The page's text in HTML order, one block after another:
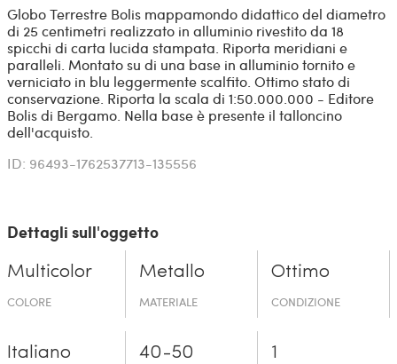
Globo Terrestre Bolis mappamondo didattico del diametro
di 25 centimetri realizzato in alluminio rivestito da 18
spicchi di carta lucida stampata. Riporta meridiani e
paralleli. Montato su di una base in alluminio tornito e
verniciato in blu leggermente scalfito. Ottimo stato di
conservazione. Riporta la scala di 1:50.000.000 - Editore
Bolis di Bergamo. Nella base è presente il talloncino
dell'acquisto.
ID: 96493-1762537713-135556
Dettagli sull'oggetto
Multicolor
COLORE
Metallo
MATERIALE
Ottimo
CONDIZIONE
Italiano 40-50 1